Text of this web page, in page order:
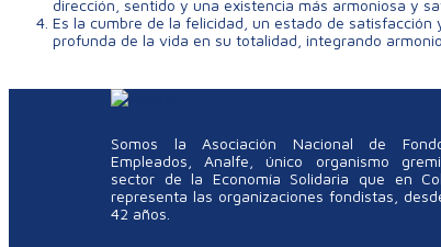
dirección, sentido y una existencia más armoniosa y
Es la cumbre de la felicidad, un estado de
profunda de la vida en su totalidad, integrando
Somos la Asociación Nacional de
Empleados, Analfe, único organismo
sector de la Economía Solidaria que en
representa las organizaciones fondistas,
42 años.